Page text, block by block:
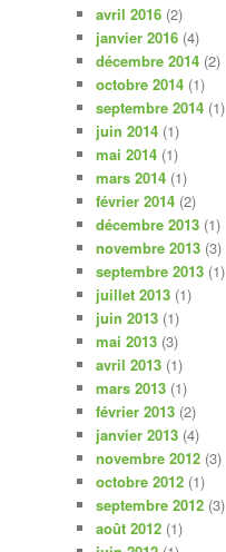
avril 2016 (2)
janvier 2016 (4)
décembre 2014 (2)
octobre 2014 (1)
septembre 2014 (1)
juin 2014 (1)
mai 2014 (1)
mars 2014 (1)
février 2014 (2)
décembre 2013 (1)
novembre 2013 (3)
septembre 2013 (1)
juillet 2013 (1)
juin 2013 (1)
mai 2013 (3)
avril 2013 (1)
mars 2013 (1)
février 2013 (2)
janvier 2013 (4)
novembre 2012 (3)
octobre 2012 (1)
septembre 2012 (3)
août 2012 (1)